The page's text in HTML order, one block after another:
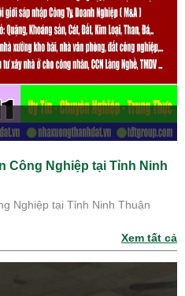
Công Nghiệp tại Tỉnh Ninh
Nghiệp tại Tỉnh Ninh Thuận
Xem tất cả